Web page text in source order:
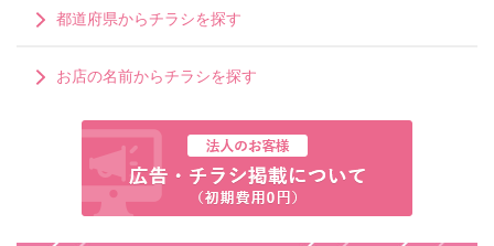
都道府県からチラシを探す
お店の名前からチラシを探す